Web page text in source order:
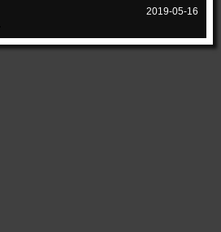
2019-05-16